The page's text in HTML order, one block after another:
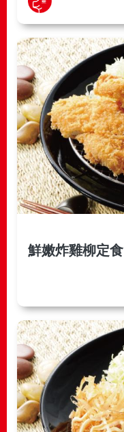
鮮嫩炸雞柳定食